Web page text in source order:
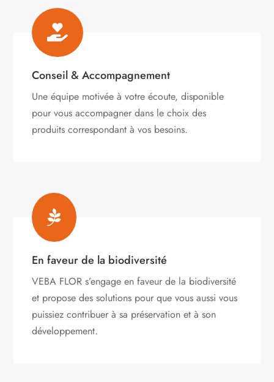

Conseil & Accompagnement
Une équipe motivée à votre écoute, disponible
pour vous accompagner dans le choix des
produits correspondant à vos besoins.

En faveur de la biodiversité
VEBA FLOR s’engageen faveur de la biodiversité
et propose des solutions pour que vous aussi vous
puissiez contribuer à sa préservation et à son
développement.